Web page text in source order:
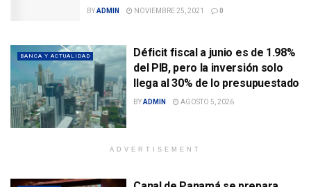
BYADMIN NOVIEMBRE 25, 2021 0
BANCA Y ACTUALIDAD
Déficit fiscal a junio es de 1.98%
del PIB, pero la inversión solo
llega al 30% de lo presupuestado
BYADMIN AGOSTO 5, 2026
ADVERTISEMENT